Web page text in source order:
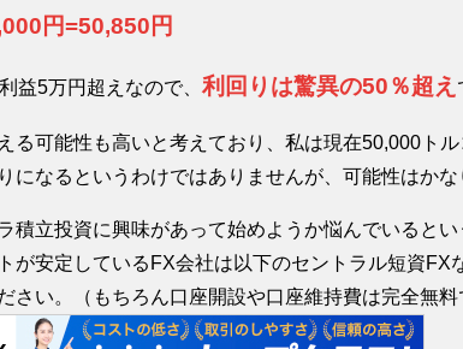
円=50,850円
益5万円超えなので、 利回りは驚異の50％超え
る可能性も高いと考えており、私は現在50,000ト
になるというわけではありませんが、可能性はかな
積立投資に興味があって始めようか悩んでいると
が安定しているFX会社は以下のセントラル短資FX
さい。（もちろん口座開設や口座維持費は完全無料